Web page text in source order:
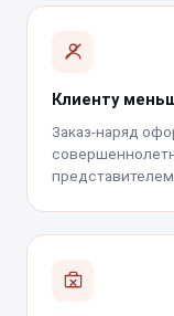
Клиенту
Заказ-наряд
представителем.